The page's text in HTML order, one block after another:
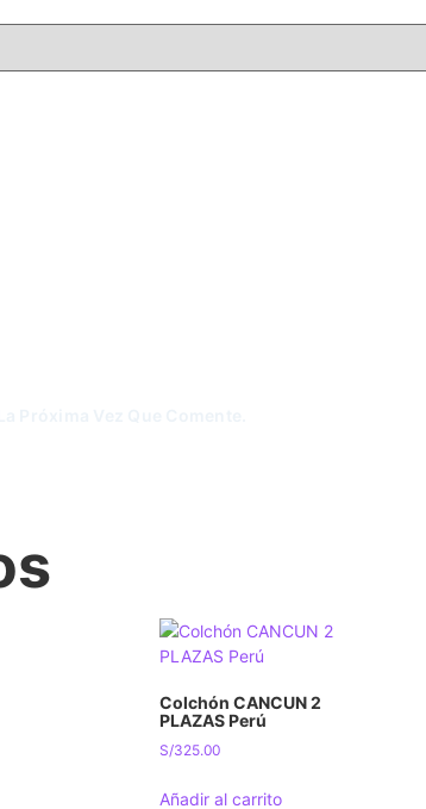
Colchón CANCUN 2
PLAZAS Perú
S/325.00
Añadir al carrito